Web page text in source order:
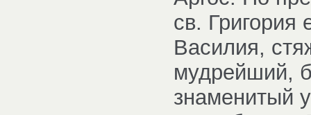
св. Григория
Василия,
мудрейший,
знаменитый